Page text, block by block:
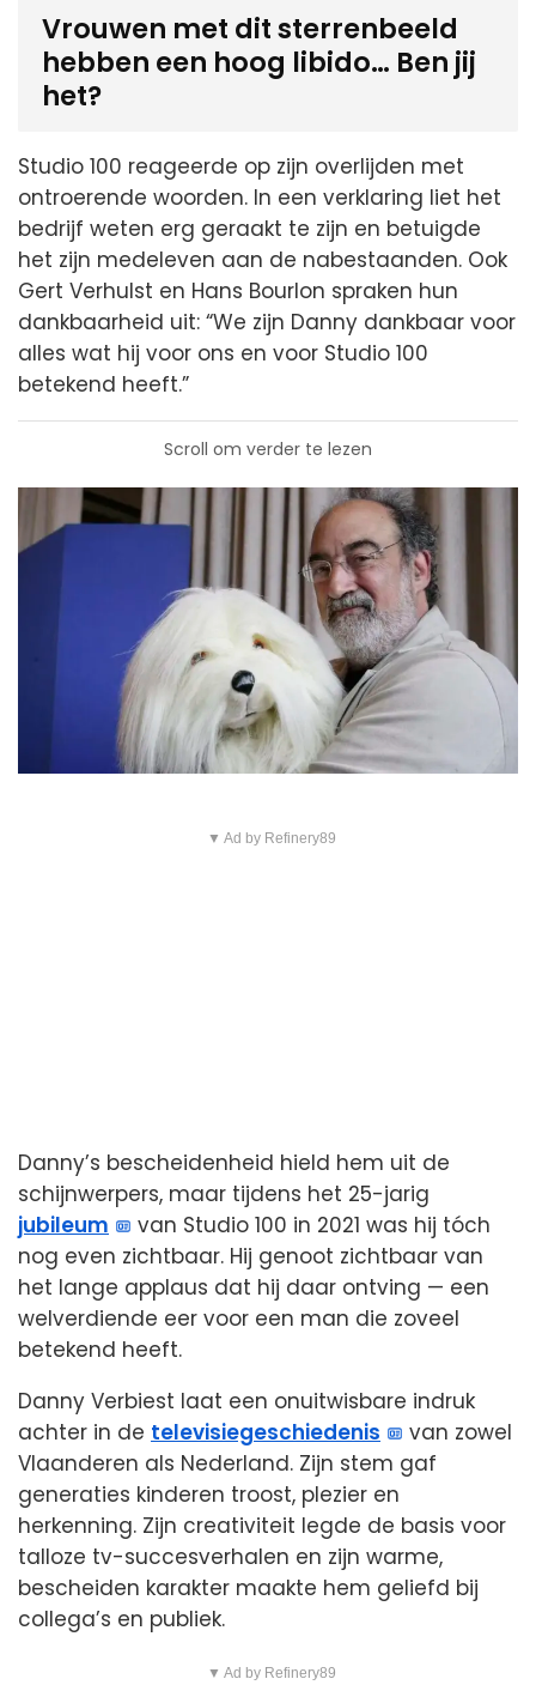
Vrouwen met dit sterrenbeeld
hebben een hoog libido… Ben jij
het?
Studio 100 reageerde op zijn overlijden met
ontroerende woorden. In een verklaring liet het
bedrijf weten erg geraakt te zijn en betuigde
het zijn medeleven aan de nabestaanden. Ook
Gert Verhulst en Hans Bourlon spraken hun
dankbaarheid uit: “We zijn Danny dankbaar voor
alles wat hij voor ons en voor Studio 100
betekend heeft.”
Scroll om verder te lezen
▼ Ad by Refinery89
Danny’s bescheidenheid hield hem uit de
schijnwerpers, maar tijdens het 25-jarig
jubileum
van Studio 100 in 2021 was hij tóch
nog even zichtbaar. Hij genoot zichtbaar van
het lange applaus dat hij daar ontving — een
welverdiende eer voor een man die zoveel
betekend heeft.
Danny Verbiest laat een onuitwisbare indruk
achter in de televisiegeschiedenis
van zowel
Vlaanderen als Nederland. Zijn stem gaf
generaties kinderen troost, plezier en
herkenning. Zijn creativiteit legde de basis voor
talloze tv-succesverhalen en zijn warme,
bescheiden karakter maakte hem geliefd bij
collega’s en publiek.
▼ Ad by Refinery89